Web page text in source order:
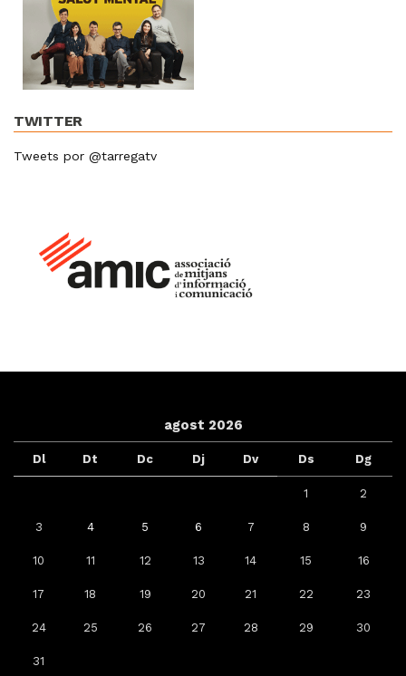
TWITTER
Tweets por @tarregatv
agost 2026
Dl Dt Dc Dj Dv Ds Dg
1 2
3 4 5 6 7 8 9
10 11 12 13 14 15 16
17 18 19 20 21 22 23
24 25 26 27 28 29 30
31